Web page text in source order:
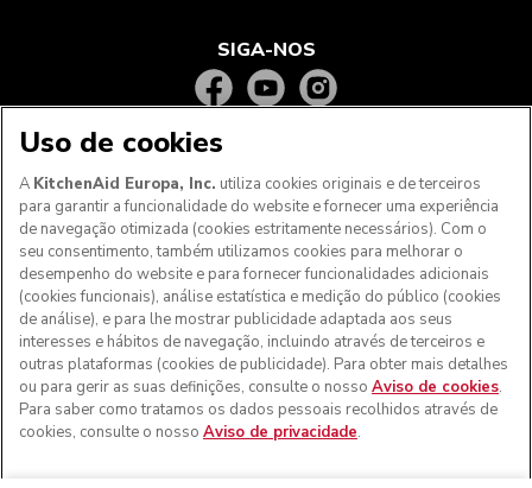
SIGA-NOS
Aos clientes nos Açores, Madeira e outros territórios
portugueses: Por favor, contacte a nossa equipa de Apoio
ao Cliente para efetuar a sua encomenda, de forma a
podermos fornecer os custos de envio exatos e aplicar a
taxa de IVA correta
Uso de cookies
A KitchenAid Europa, Inc. utiliza cookies originais e de terceiros
para garantir a funcionalidade do website e fornecer uma experiência
de navegação otimizada (cookies estritamente necessários). Com o
seu consentimento, também utilizamos cookies para melhorar o
desempenho do website e para fornecer funcionalidades adicionais
(cookies funcionais), análise estatística e medição do público (cookies
de análise), e para lhe mostrar publicidade adaptada aos seus
interesses e hábitos de navegação, incluindo através de terceiros e
outras plataformas (cookies de publicidade). Para obter mais detalhes
ou para gerir as suas definições, consulte o nosso Aviso de cookies.
Para saber como tratamos os dados pessoais recolhidos através de
cookies, consulte o nosso Aviso de privacidade.